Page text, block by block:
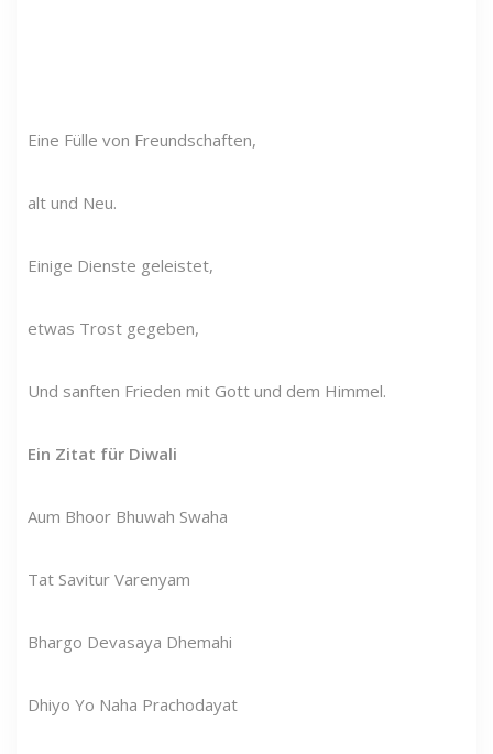
Eine Fülle von Freundschaften,
alt und Neu.
Einige Dienste geleistet,
etwas Trost gegeben,
Und sanften Frieden mit Gott und dem Himmel.
Ein Zitat für Diwali
Aum Bhoor Bhuwah Swaha
Tat Savitur Varenyam
Bhargo Devasaya Dhemahi
Dhiyo Yo Naha Prachodayat